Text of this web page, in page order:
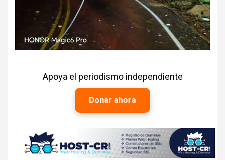
Apoya el periodismo independiente
Donar ahora